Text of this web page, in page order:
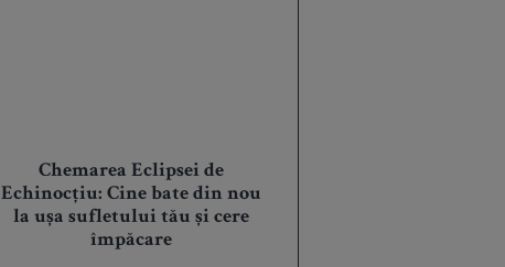
Chemarea Eclipsei de
Echinocțiu: Cine bate din nou
la ușa sufletului tău și cere
împăcare